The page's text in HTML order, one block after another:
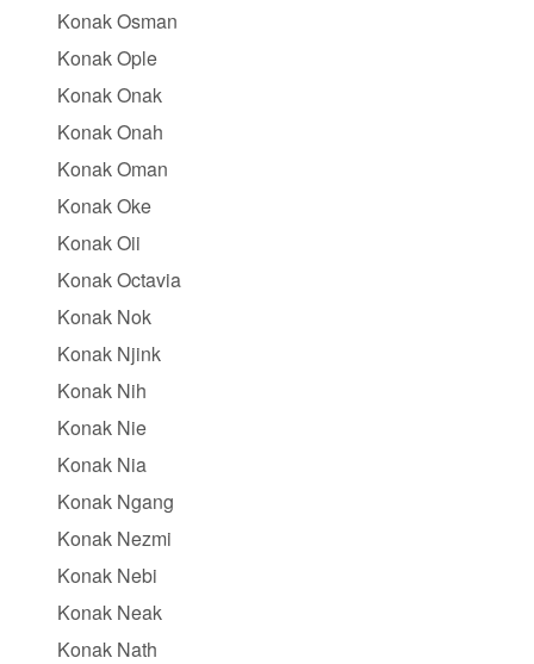
Konak Osman
Konak Ople
Konak Onak
Konak Onah
Konak Oman
Konak Oke
Konak Oii
Konak Octavia
Konak Nok
Konak Njink
Konak Nih
Konak Nie
Konak Nia
Konak Ngang
Konak Nezmi
Konak Nebi
Konak Neak
Konak Nath